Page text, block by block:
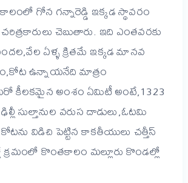
గోన గన్నారెడ్డి ఇక్కడ స్థావరం
చరిత్రకారులు చెబుతారు. ఇది ఎంతవరకు
ఏళ్ళ క్రితమే ఇక్కడ మానవ
ఉన్నాయనేది మాత్రం
కీలకమైన అంశం ఏమిటీ అంటే,1323
సుల్తానుల వరుస దాడులు,ఓటమి
విడిచి పెట్టిన కాకతీయులు చత్తీస్
క్రమంలో కొంతకాలం మల్లూరు కొండల్లో